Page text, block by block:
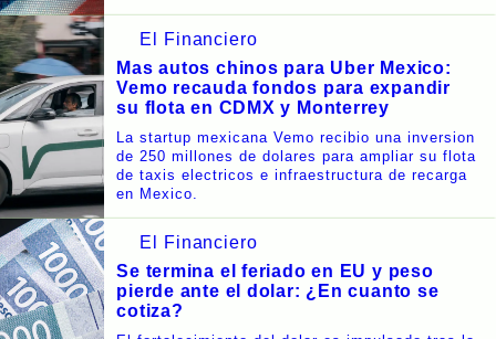
El Financiero
Mas autos chinos para Uber Mexico:
Vemo recauda fondos para expandir
su flota en CDMX y Monterrey
La startup mexicana Vemo recibio una inversion
de 250 millones de dolares para ampliar su flota
de taxis electricos e infraestructura de recarga
en Mexico.
El Financiero
Se termina el feriado en EU y peso
pierde ante el dolar: ¿En cuanto se
cotiza?